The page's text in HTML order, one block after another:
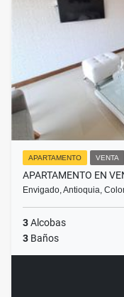
APARTAMENTO VENTA
APARTAMENTO EN
Envigado, Antioquia,
3Alcobas
3 Baños